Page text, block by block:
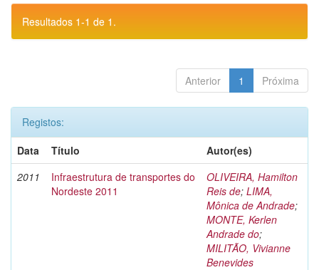
Resultados 1-1 de 1.
Anterior 1 Próxima
Registos:
Data
Título
Autor(es)
2011
Infraestrutura de transportes do
Nordeste 2011
OLIVEIRA, Hamilton
Reis de; LIMA,
Mônica de Andrade;
MONTE, Kerlen
Andrade do;
MILITÃO, Vivianne
Benevides